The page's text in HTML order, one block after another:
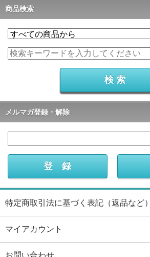
商品検索
メルマガ登録・解除
特定商取引法に基づく表記（返品など）
マイアカウント